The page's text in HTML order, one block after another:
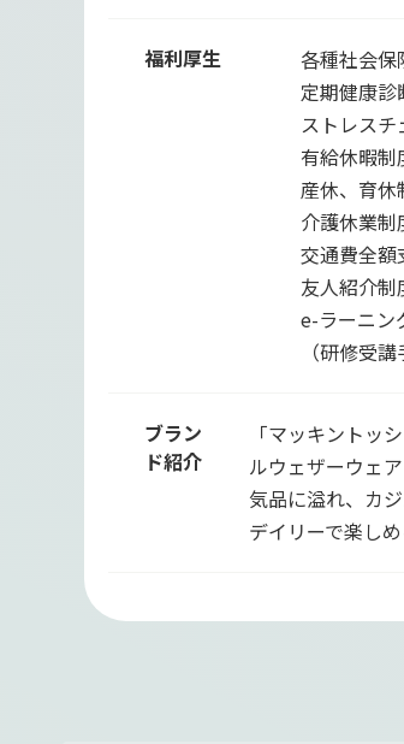
福利厚生
各種社会保
定期健康診
ストレスチ
有給休暇制
産休、育
介護休業
交通費全額
友人紹介
e-ラーニ
（研修受
ブラン
ド紹介
「マッキントッ
ルウェザーウェ
気品に溢れ、カ
デイリーで楽し